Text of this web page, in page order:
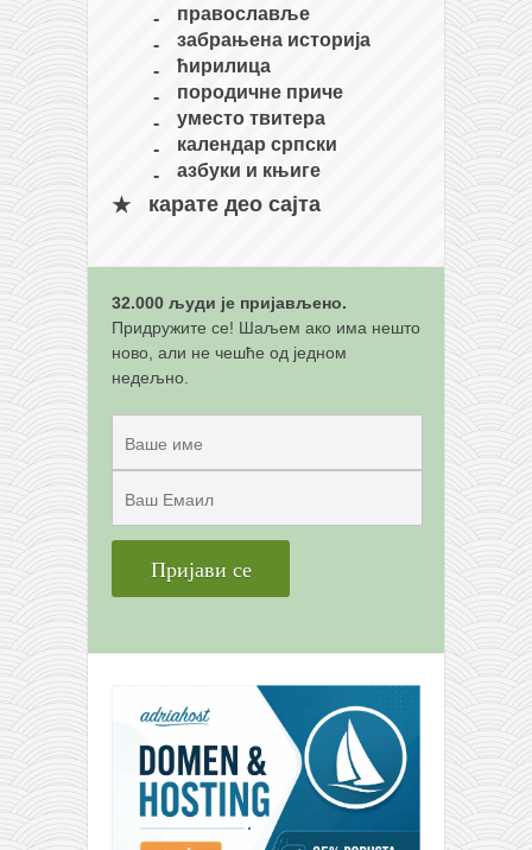
темашивари
кобудо
бо
тимбеи рочин
тсунами дојо
снимци наступа
галерија клуба
бесплатна е-књига
моја прича
моја прича
контакт
православље
забрањена историја
ћирилица
породичне приче
уместо твитера
календар српски
азбуки и књиге
карате део сајта
32.000 људи је пријављено.
Придружите се! Шаљем ако има нешто
ново, али не чешће од једном
недељно.